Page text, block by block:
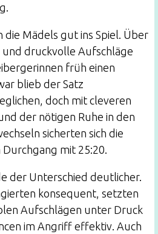
die Mädels gut ins Spiel. Über
und druckvolle Aufschläge
früh einen
blieb der Satz
doch mit cleveren
der nötigen Ruhe in den
sicherten sich die
mit 25:20.
der Unterschied deutlicher.
konsequent, setzten
Aufschlägen unter Druck
im Angriff effektiv. Auch